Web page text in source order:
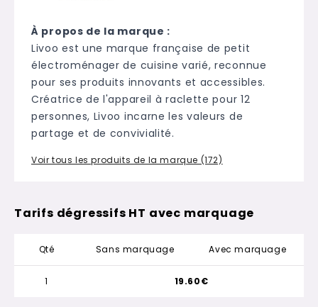
À propos de la marque :
Livoo est une marque française de petit
électroménager de cuisine varié, reconnue
pour ses produits innovants et accessibles.
Créatrice de l'appareil à raclette pour 12
personnes, Livoo incarne les valeurs de
partage et de convivialité.
Voir tous les produits de la marque (172)
Tarifs dégressifs HT avec marquage
Qté Sans marquage Avec marquage
1 19.60€